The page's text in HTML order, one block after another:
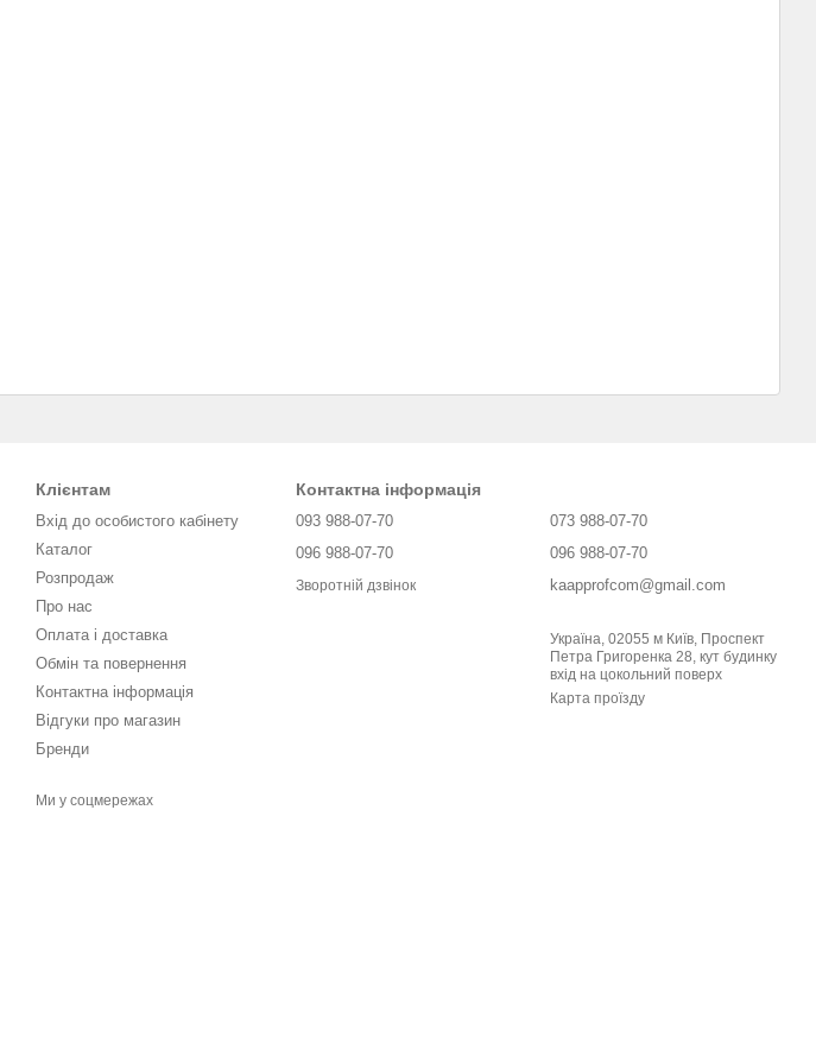
Клієнтам
Вхід до особистого кабінету
Каталог
Розпродаж
Про нас
Оплата і доставка
Обмін та повернення
Контактна інформація
Відгуки про магазин
Бренди
Ми у соцмережах
Контактна інформація
093 988-07-70
096 988-07-70
Зворотній дзвінок
073 988-07-70
096 988-07-70
kaapprofcom@gmail.com
Україна, 02055 м Київ, Проспект
Петра Григоренка 28, кут будинку
вхід на цокольний поверх
Карта проїзду